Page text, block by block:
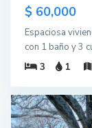
$ 60,000
Espaciosa
con 1 baño y 3
3
1